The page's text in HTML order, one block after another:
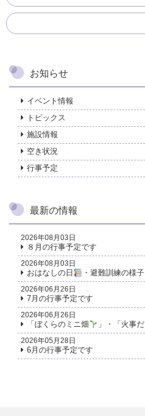
お知らせ
イベント情報
トピックス
施設情報
空き状況
行事予定
最新の情報
2026年08月03日
８月の行事予定です
2026年08月03日
おはなしの日 ・避難訓練の様子
2026年06月26日
7月の行事予定です
2026年06月26日
「ぼくらのミニ畑 」・「火事だ
2026年05月28日
6月の行事予定です